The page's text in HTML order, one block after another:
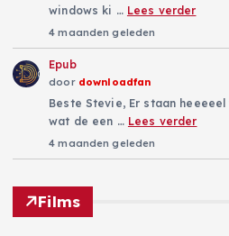
windows ki … Lees verder
4 maanden geleden
Epub
door downloadfan
Beste Stevie, Er staan heeeeel
wat de een … Lees verder
4 maanden geleden
Films